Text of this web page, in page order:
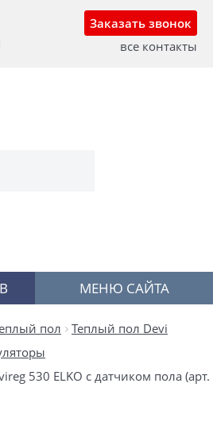
Заказать звонок
все контакты
МЕНЮ САЙТА
пол
Теплый пол Devi
530 ELKO с датчиком пола